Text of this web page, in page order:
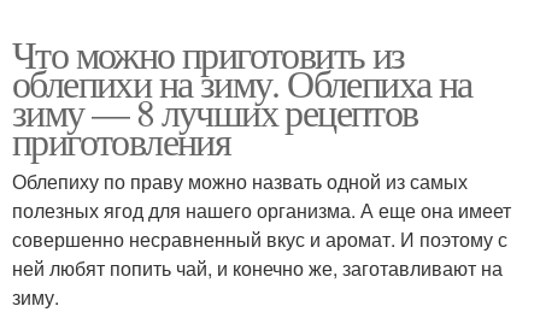
Что можно приготовить из
облепихи на зиму. Облепиха на
зиму — 8 лучших рецептов
приготовления
Облепиху по праву можно назвать одной из самых
полезных ягод для нашего организма. А еще она имеет
совершенно несравненный вкус и аромат. И поэтому с
ней любят попить чай, и конечно же, заготавливают на
зиму.